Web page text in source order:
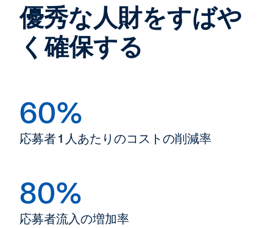
優秀な人財をすばや
く確保する
60%
応募者 1 人あたりのコストの削減率
80%
応募者流入の増加率